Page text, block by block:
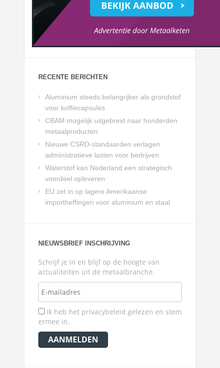
RECENTE BERICHTEN
Aluminium steeds belangrijker als grondstof
voor koffiecapsules
CBAM mogelijk uitgebreid naar honderden
metaalproducten
Nieuwe CSRD-standaarden verlagen
administratieve lasten voor bedrijven
Waterstof kan Nederland een strategisch
voordeel opleveren
EU zet in op lagere Amerikaanse
importheffingen voor aluminium en staal
NIEUWSBRIEF INSCHRIJVING
Schrijf je in en blijf op de hoogte van
actualiteiten uit de metaalbranche.
Ik heb het privacybeleid gelezen en stem
ermee in.